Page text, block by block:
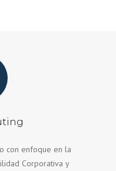
con enfoque en la
Corporativa y